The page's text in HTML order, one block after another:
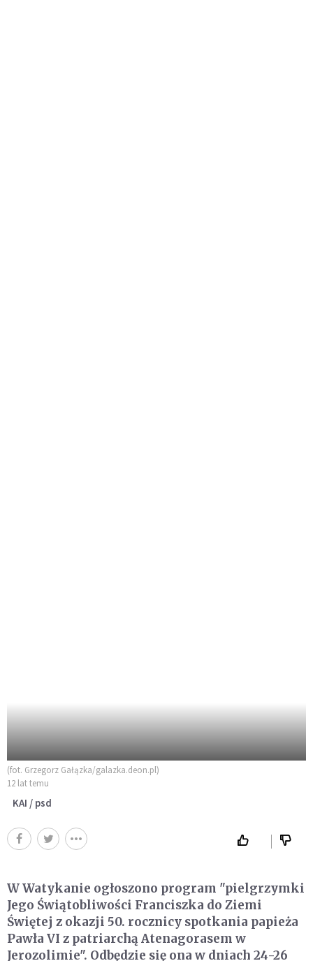
(fot. Grzegorz Gałązka/galazka.deon.pl)
12 lat temu
KAI / psd
W Watykanie ogłoszono program "pielgrzymki
Jego Świątobliwości Franciszka do Ziemi
Świętej z okazji 50. rocznicy spotkania papieża
Pawła VI z patriarchą Atenagorasem w
Jerozolimie". Odbędzie się ona w dniach 24-26